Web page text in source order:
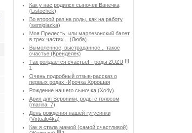
Как у нас родился сыночек Ванечка
(Listochek)
Во второй раз на роды, как на работу
(semiglazka)
Моя Прелесть, или марлезонский балет
в трех частях... (Люба)
Вымоленное, выстраданное... такое
счастье (Кренделек)
Так рождается счастье! - роды ZUZU
1
Очень подробный отзыв-рассказ о
первых родах -Ирочка Хорошая
Рождение нашего сыночка (Хо4у)
Ария для Вероники, роды с голосом
(marina_7)
День рождения нашей гугусинки
(Virtualo4ka)
Как я стала мамой (самой счастливой)